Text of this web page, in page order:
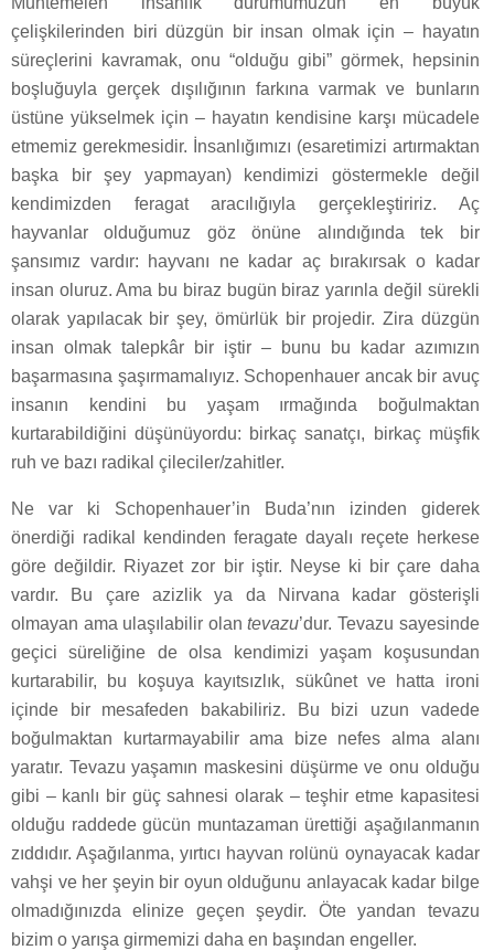
çelişkilerinden biri düzgün bir insan olmak için – hayatın
süreçlerini kavramak, onu “olduğu gibi” görmek, hepsinin
boşluğuyla gerçek dışılığının farkına varmak ve bunların
üstüne yükselmek için – hayatın kendisine karşı mücadele
etmemiz gerekmesidir. İnsanlığımızı (esaretimizi artırmaktan
başka bir şey yapmayan) kendimizi göstermekle değil
kendimizden feragat aracılığıyla gerçekleştiririz. Aç
hayvanlar olduğumuz göz önüne alındığında tek bir
şansımız vardır: hayvanı ne kadar aç bırakırsak o kadar
insan oluruz. Ama bu biraz bugün biraz yarınla değil sürekli
olarak yapılacak bir şey, ömürlük bir projedir. Zira düzgün
insan olmak talepkâr bir iştir – bunu bu kadar azımızın
başarmasına şaşırmamalıyız. Schopenhauer ancak bir avuç
insanın kendini bu yaşam ırmağında boğulmaktan
kurtarabildiğini düşünüyordu: birkaç sanatçı, birkaç müşfik
ruh ve bazı radikal çileciler/zahitler.
Ne var ki Schopenhauer’in Buda’nın izinden giderek
önerdiği radikal kendinden feragate dayalı reçete herkese
göre değildir. Riyazet zor bir iştir. Neyse ki bir çare daha
vardır. Bu çare azizlik ya da Nirvana kadar gösterişli
olmayan ama ulaşılabilir olantevazu’dur. Tevazu sayesinde
geçici süreliğine de olsa kendimizi yaşam koşusundan
kurtarabilir, bu koşuya kayıtsızlık, sükûnet ve hatta ironi
içinde bir mesafeden bakabiliriz. Bu bizi uzun vadede
boğulmaktan kurtarmayabilir ama bize nefes alma alanı
yaratır. Tevazu yaşamın maskesini düşürme ve onu olduğu
gibi – kanlı bir güç sahnesi olarak – teşhir etme kapasitesi
olduğu raddede gücün muntazaman ürettiği aşağılanmanın
zıddıdır. Aşağılanma, yırtıcı hayvan rolünü oynayacak kadar
vahşi ve her şeyin bir oyun olduğunu anlayacak kadar bilge
olmadığınızda elinize geçen şeydir. Öte yandan tevazu
bizim o yarışa girmemizi daha en başından engeller.